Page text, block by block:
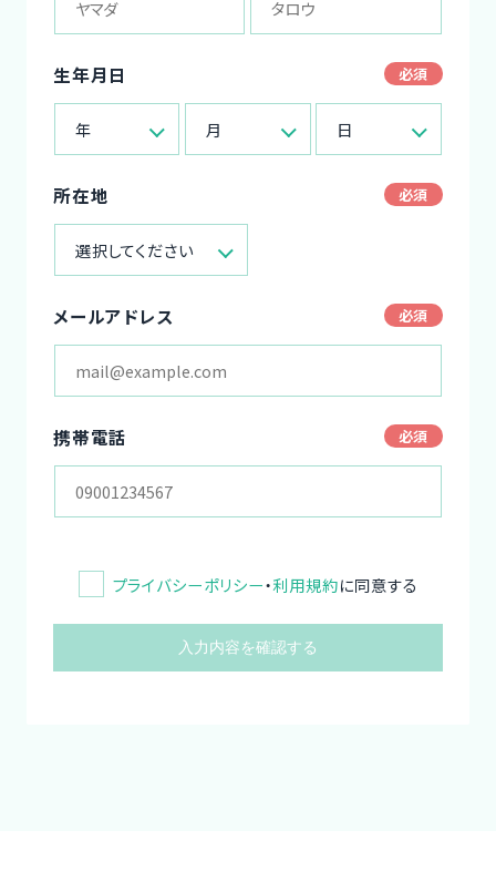
生年月日
年 月 日
所在地
選択してください
メールアドレス
携帯電話
プライバシーポリシー・利用規約に同意する
入力内容を確認する